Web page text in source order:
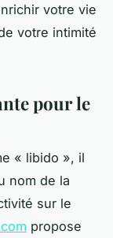
votre vie
votre intimité
pour le
« libido », il
nom de la
sur le
propose